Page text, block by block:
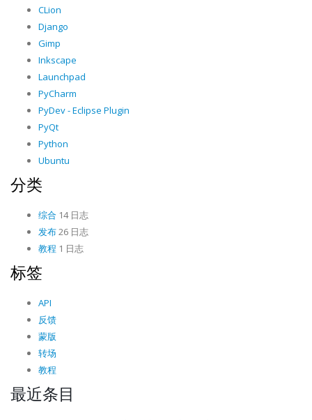
CLion
Django
Gimp
Inkscape
Launchpad
PyCharm
PyDev - Eclipse Plugin
PyQt
Python
Ubuntu
分类
综合 14 日志
发布26 日志
教程 1 日志
标签
API
反馈
蒙版
转场
教程
最近条目